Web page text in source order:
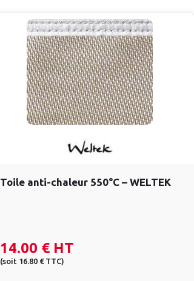
Toile anti-chaleur 550°C – WELTEK
14.00 € HT
(soit 16.80 € TTC)